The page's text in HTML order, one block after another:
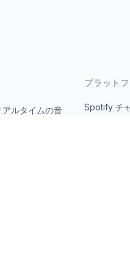
ルタイムの音
プラット
Spotify チ